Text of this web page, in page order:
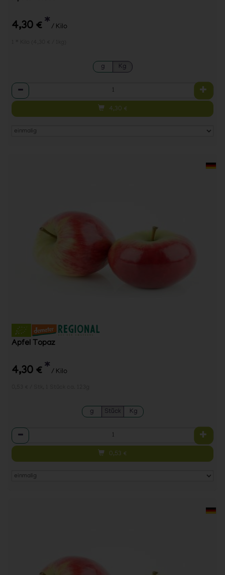
4,30 € * / Kilo
g Kg
Anzahl
4,30 €
Apfel Topaz
4,30 € * / Kilo
g Stück Kg
Anzahl
0,53 €